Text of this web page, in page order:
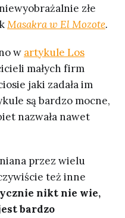
złe
Masakra w El Mozote.
w artykule Los
małych firm
jaki zadała im
są bardzo mocne,
nazwała nawet
przez wielu
też inne
nikt nie wie,
bardzo